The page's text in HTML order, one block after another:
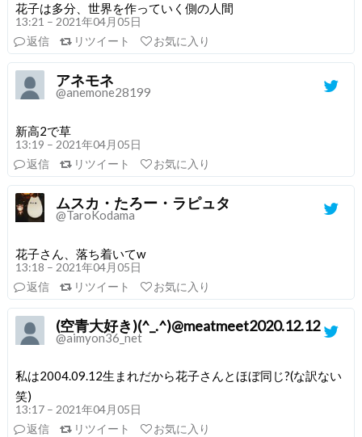
花子は多分、世界を作っていく側の人間
13:21 – 2021年04月05日
返信
リツイート お気に入り
アネモネ
@anemone28199
新高2で草
13:19 – 2021年04月05日
返信
リツイート お気に入り
ムスカ・たろー・ラピュタ
@TaroKodama
花子さん、落ち着いてw
13:18 – 2021年04月05日
返信
リツイート お気に入り
(空青大好き)(^_.^)@meatmeet2020.12.12
@aimyon36_net
私は2004.09.12生まれだから花子さんとほぼ同じ?(な訳ない
笑)
13:17 – 2021年04月05日
返信
リツイート お気に入り